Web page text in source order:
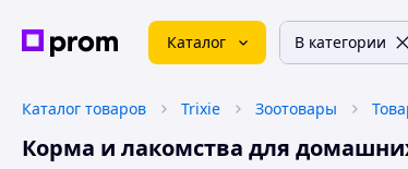
Каталог В категории
Каталог товаров Trixie Зоотовары
Корма и лакомства для